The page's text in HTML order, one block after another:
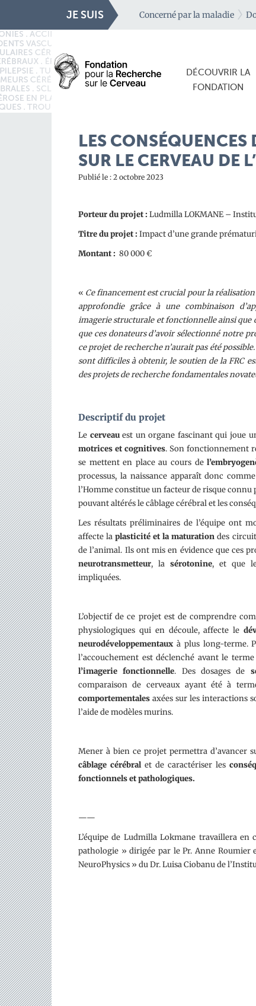
JE SUIS Concerné par la maladie
DÉCOUVRIR LA
FONDATION
LES CONSÉQUENCES
SUR LE CERVEAU DE
Publié le : 2 octobre 2023
Porteur du projet : Ludmilla LOKMANE –
Titre du projet: Impact d’une grande
Montant : 80 000 €
« Ce financement est crucial pour la
approfondie grâce à une combinaison
imagerie structurale et fonctionnelle ainsi que
que ces donateurs d’avoir sélectionné notre
ce projet de recherche n’aurait pas été
sont difficiles à obtenir, le soutien de la FRC
des projets de recherche fondamentales
Descriptif du projet
Le cerveauest un organe fascinant qui joue
motrices et cognitives. Son fonctionnement
se mettent en place au cours de
processus, la naissance apparaît donc
l’Homme constitue un facteur de risque connu
pouvant altérés le câblage cérébral et les
Les résultats préliminaires de l’équipe ont
affecte laplasticité et la maturation des
de l’animal. Ils ont mis en évidence que ces
neurotransmetteur, la sérotonine, et que
impliquées.
L’objectif de ce projet est de comprendre
physiologiques qui en découle, affecte le
neurodéveloppementaux à plus long-terme.
l’accouchement est déclenché avant le
l’imagerie fonctionnelle. Des dosages de
comparaison de cerveaux ayant été à
comportementales axées sur les interactions
l’aide de modèles murins.
Mener à bien ce projet permettra d’avancer
câblage cérébral et de caractériser les
fonctionnels et pathologiques.
——
L’équipe de Ludmilla Lokmane travaillera
pathologie » dirigée par le Pr. Anne Roumier
NeuroPhysics » du Dr. Luisa Ciobanu de